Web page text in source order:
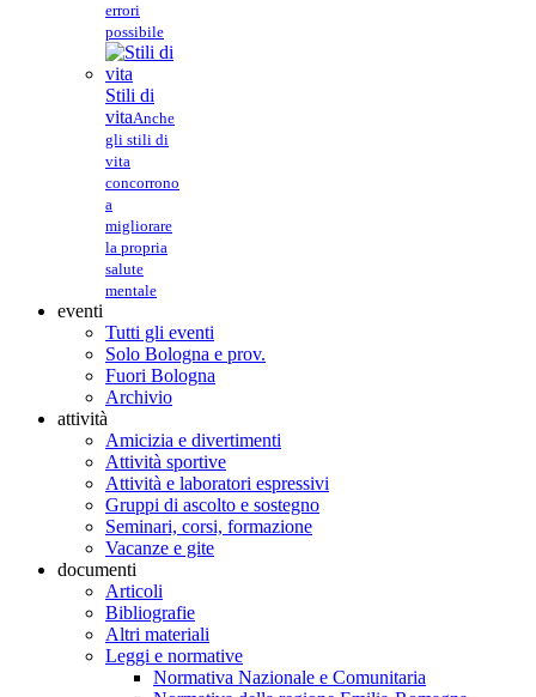
errori
possibile
Stili di
vitaAnche
gli stili di
vita
concorrono
a
migliorare
la propria
salute
mentale
eventi
Tutti gli eventi
Solo Bologna e prov.
Fuori Bologna
Archivio
attività
Amicizia e divertimenti
Attività sportive
Attività e laboratori espressivi
Gruppi di ascolto e sostegno
Seminari, corsi, formazione
Vacanze e gite
documenti
Articoli
Bibliografie
Altri materiali
Leggi e normative
Normativa Nazionale e Comunitaria